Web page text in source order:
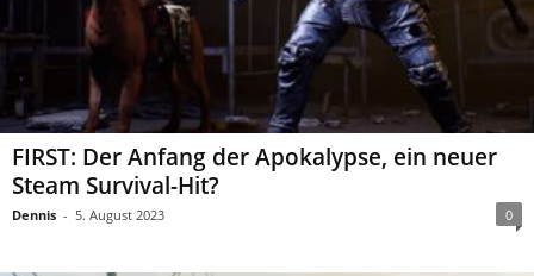
FIRST: Der Anfang der Apokalypse, ein neuer
Steam Survival-Hit?
Dennis - 5. August 2023 0